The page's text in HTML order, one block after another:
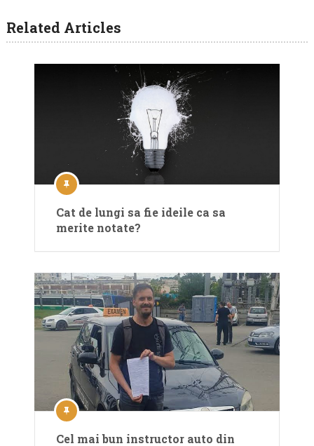
Related Articles
Cat de lungi sa fie ideile ca sa
merite notate?
Cel mai bun instructor auto din